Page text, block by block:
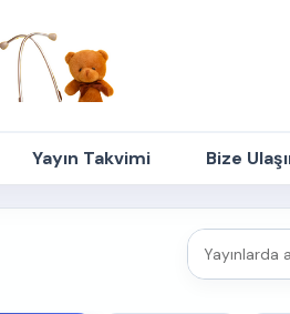
Yayın Takvimi Bize